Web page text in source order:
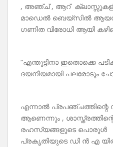
, അഞ്ച് , ആറ്‌
മാഡെൽ ബെയ്സിൽ
ഗണിത വിരോധി ആയി
“എന്തുട്ടിനാ ഇതൊക്കെ
ദയനീയമായി പലരോടും
എന്നാൽ പ്രപഞ്ചത്തിന്റെ
ആണെന്നും ,
രഹസ്യങ്ങളുടെ പൊരുൾ
പ്രകൃതിയുടെ ഡി ൻ എ